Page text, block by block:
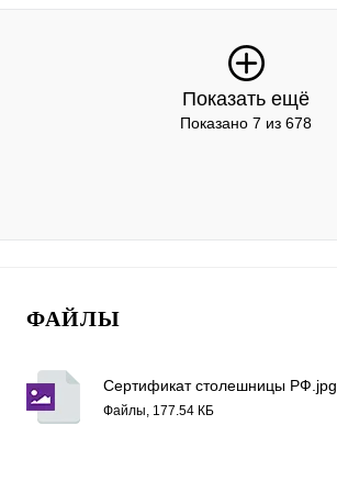
Показать ещё
Показано 7 из 678
ФАЙЛЫ
Сертификат столешницы РФ.jpg
Файлы, 177.54 КБ